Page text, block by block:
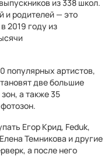
из 338 школ.
и родителей — это
2019 году из
популярных артистов,
две большие
а также 35
Егор Крид, Feduk,
Темникова и другие
а после него